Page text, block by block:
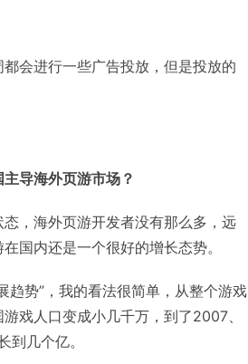
会进行一些广告投放，但是投放的
导海外页游市场？
，海外页游开发者没有那么多，远
国内还是一个很好的增长态势。
趋势”，我的看法很简单，从整个游戏
戏人口变成小几千万，到了2007、
几个亿。